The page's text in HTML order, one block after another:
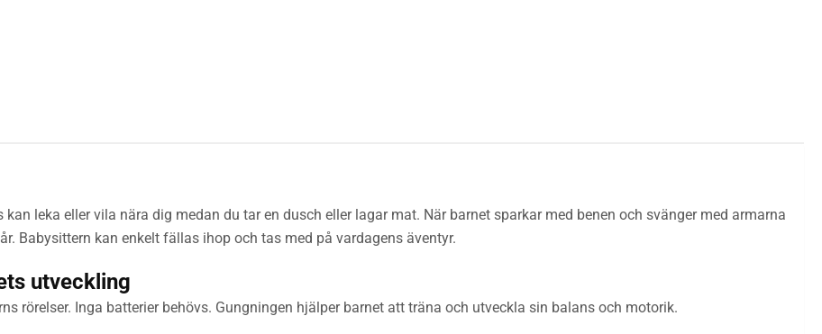
leka eller vila nära dig medan du tar en dusch eller lagar mat. När barnet sparkar med benen och svänger med armarna
Babysittern kan enkelt fällas ihop och tas med på vardagens äventyr.
utveckling
rörelser. Inga batterier behövs. Gungningen hjälper barnet att träna och utveckla sin balans och motorik.